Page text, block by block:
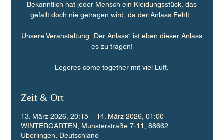
Bekanntlich hat jeder Mensch ein Kleidungsstück, das
gefällt doch nie getragen wird, da der Anlass Fehlt..
Unsere Veranstaltung „Der Anlass“ ist eben dieser Anlass
es zu tragen!
Legeres come together mit viel Luft.
Zeit & Ort
13. März 2026, 20:15 – 14. März 2026, 01:00
WINTERGARTEN, Münsterstraße 7-11, 88662
Überlingen, Deutschland